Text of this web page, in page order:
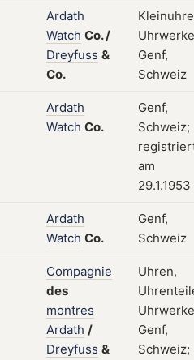
Ardath
Watch Co./
Dreyfuss &
Co.
Genf,
Schweiz
Ardath
Watch Co.
Genf,
Schweiz;
am
29.1.1953
Ardath
Watch Co.
Genf,
Schweiz
Compagnie
des
montres
Ardath /
Dreyfuss &
Uhren,
Genf,
Schweiz;